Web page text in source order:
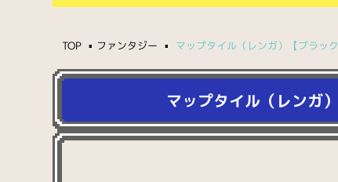
TOP ファンタジー マップタイル（レンガ）【ブラッ
マップタイル（レンガ